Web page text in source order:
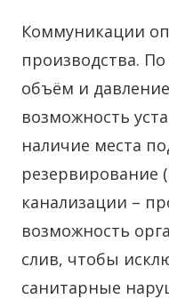
Коммуникации
производства.
объём и
возможность
наличие места
резервирование
канализации –
возможность
слив, чтобы
санитарные